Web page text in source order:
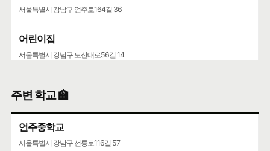
서울특별시 강남구 언주로164길 36
어린이집
서울특별시 강남구 도산대로56길 14
주변 학교 🏫
언주중학교
서울특별시 강남구 선릉로116길 57